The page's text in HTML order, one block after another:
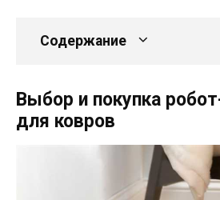
Содержание
Выбор и покупка
для ковров